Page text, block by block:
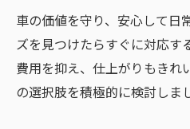
車の価値を守り、安心して日
ズを見つけたらすぐに対応す
費用を抑え、仕上がりもきれ
の選択肢を積極的に検討しま